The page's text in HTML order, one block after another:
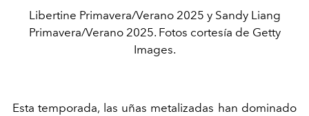
Libertine Primavera/Verano 2025 y Sandy Liang
Primavera/Verano 2025. Fotos cortesía de Getty
Images.
Esta temporada, las uñas metalizadas han dominado